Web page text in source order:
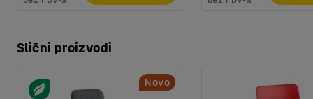
Slični proizvodi
Novo